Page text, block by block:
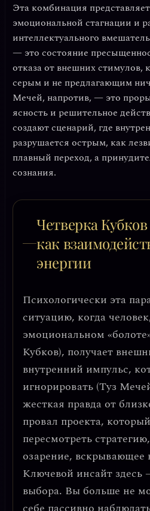
Эта комбинация
эмоциональной стагнации и
интеллектуального
— это состояние
отказа от внешних стимулов,
серым и не предлагающим
Мечей, напротив, — это
ясность и решительное
создают сценарий, где
разрушается острым, как
плавный переход, а
сознания.
Четверка
как
энергии
Психологически эта
ситуацию, когда
эмоциональном
Кубков), получает
внутренний импульс,
игнорировать (Туз
жесткая правда от
провал проекта,
пересмотреть
озарение, вскрывающее
Ключевой инсайт
выбора. Вы больше не